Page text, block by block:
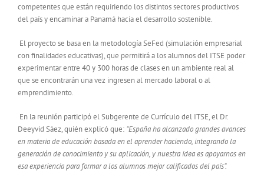
competentes que están requiriendo los distintos sectores productivos
del país y encaminar a Panamá hacia el desarrollo sostenible.
El proyecto se basa en la metodología SeFed (simulación empresarial
con finalidades educativas), que permitirá a los alumnos del ITSE poder
experimentar entre 40 y 300 horas de clases en un ambiente real al
que se encontrarán una vez ingresen al mercado laboral o al
emprendimiento.
En la reunión participó el Subgerente de Currículo del ITSE, el Dr.
Deeyvid Sáez, quién explicó que: “España ha alcanzado grandes avances
en materia de educación basada en el aprender haciendo, integrando la
generación de conocimiento y su aplicación, y nuestra idea es apoyarnos en
esa experiencia para formar a los alumnos mejor calificados del país”.